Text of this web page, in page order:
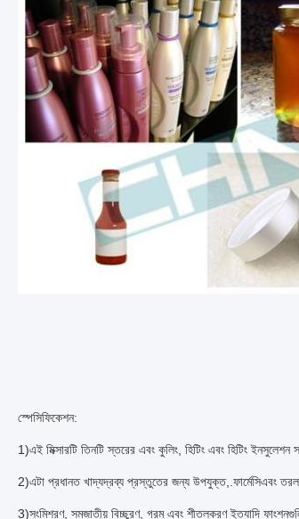
স্পেসিফিকেশন:
1)এই মিক্সারটি তিনটি স্তরের এবং কুলিং, হিটিং এবং হিটিং
2)এটা প্রধানত খাদ্যদ্রব্য প্রস্তুতের জন্য উপযুক্ত,. ফার্মেসিএবং তরল
3)সংমিশ্রণ, সমজাতীয় বিচ্ছুরণ, গরম এবং শীতলকরণ ইত্যাদি